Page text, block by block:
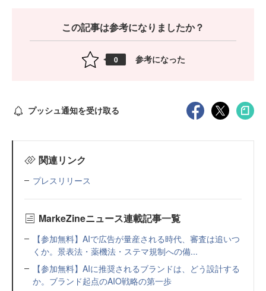
この記事は参考になりましたか？
0 参考になった
プッシュ通知を受け取る
関連リンク
プレスリリース
MarkeZineニュース連載記事一覧
【参加無料】AIで広告が量産される時代、審査は追いつ
くか。景表法・薬機法・ステマ規制への備...
【参加無料】AIに推奨されるブランドは、どう設計する
か。ブランド起点のAIO戦略の第一歩